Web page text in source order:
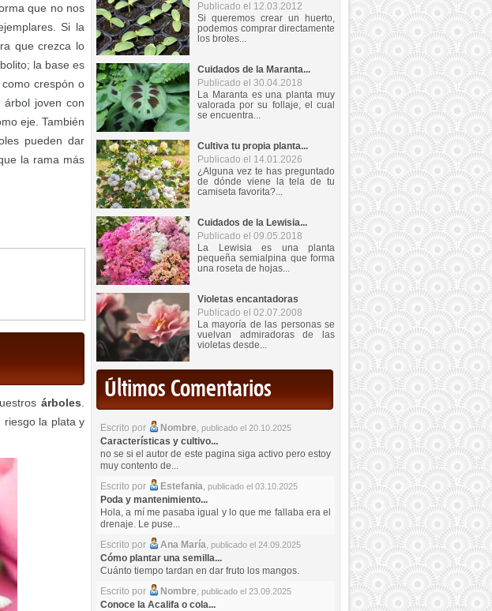
que no nos
Si la
que crezca lo
la base es
crespón o
joven con
eje. También
pueden dar
la rama más
árboles
riesgo la plata y
Publicado el 12.03.2012
Si queremos crear un huerto,
podemos comprar directamente
los brotes...
Cuidados de la Maranta...
Publicado el 30.04.2018
La Maranta es una planta muy
valorada por su follaje, el cual
se encuentra...
Cultiva tu propia planta...
Publicado el 14.01.2026
¿Alguna vez te has preguntado
de dónde viene la tela de tu
camiseta favorita?...
Cuidados de la Lewisia...
Publicado el 09.05.2018
La Lewisia es una planta
pequeña semialpina que forma
una roseta de hojas...
Violetas encantadoras
Publicado el 02.07.2008
La mayoría de las personas se
vuelvan admiradoras de las
violetas desde...
Últimos Comentarios
Escrito por Nombre, publicado el 20.10.2025
Características y cultivo...
no se si el autor de este pagina siga activo pero estoy
muy contento de...
Escrito por
Estefania, publicado el 03.10.2025
Poda y mantenimiento...
Hola, a mí me pasaba igual y lo que me fallaba era el
drenaje. Le puse...
Escrito por
Ana María, publicado el 24.09.2025
Cómo plantar una semilla...
Cuánto tiempo tardan en dar fruto los mangos.
Escrito por
Nombre, publicado el 23.09.2025
Conoce la Acalifa o cola...